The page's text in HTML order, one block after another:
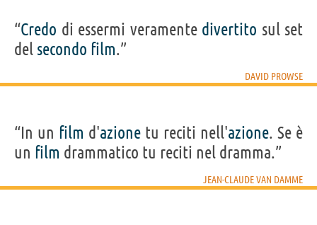
“Credo di essermi veramente divertito sul set
del secondo film.”
DAVID PROWSE
“In un film d'azione tu reciti nell'azione. Se è
un film drammatico tu reciti nel dramma.”
JEAN-CLAUDE VAN DAMME